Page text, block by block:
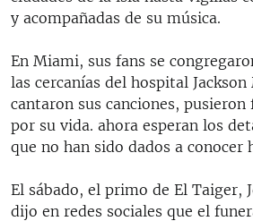
y acompañadas de su música.
En Miami, sus fans se
las cercanías del hospital
cantaron sus canciones,
por su vida. ahora esperan los
que no han sido dados a conocer
El sábado, el primo de El Taiger,
dijo en redes sociales que el